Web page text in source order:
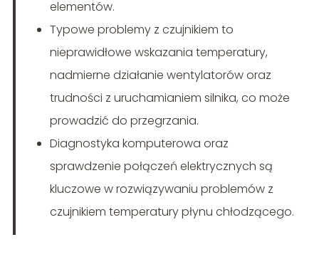
elementów.
Typowe problemy z czujnikiem to
nieprawidłowe wskazania temperatury,
nadmierne działanie wentylatorów oraz
trudności z uruchamianiem silnika, co może
prowadzić do przegrzania.
Diagnostyka komputerowa oraz
sprawdzenie połączeń elektrycznych są
kluczowe w rozwiązywaniu problemów z
czujnikiem temperatury płynu chłodzącego.